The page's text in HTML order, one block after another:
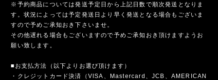
※予約商品については発送予定日から上記日数で順次発送となりま
す。状況によっては予定発送日より早く発送となる場合もございま
すので予めご承知おき下さいませ。
その他遅れる場合もございますので予めご承知おき頂けますようお
願い致します。
■お支払方法（以下よりお選び頂けます）
・クレジットカード決済（VISA、Mastercard、JCB、AMERICAN